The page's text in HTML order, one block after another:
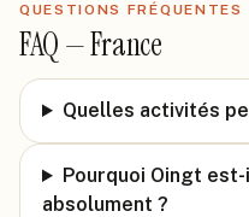
QUESTIONS FRÉQUENTES
FAQ —France
Quelles activités
Pourquoi Oingt
absolument ?